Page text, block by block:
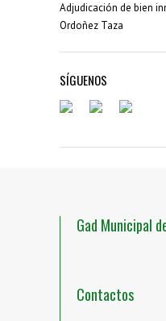
Adjudicación de bien
Ordoñez Taza
SÍGUENOS
Gad Municipal
Contactos